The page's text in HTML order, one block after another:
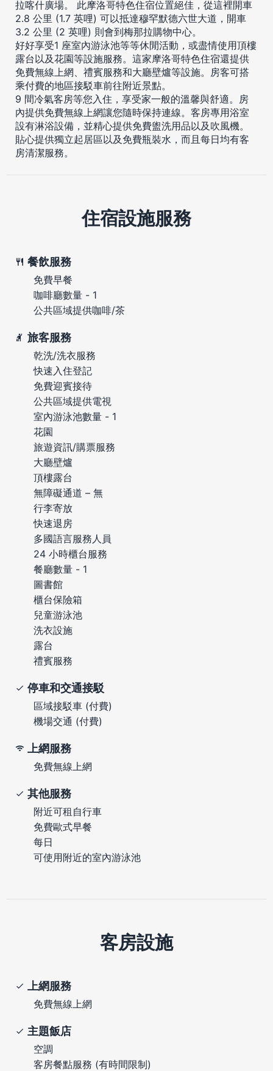
拉喀什廣場。 此摩洛哥特色住宿位置絕佳，從這裡開車
2.8 公里 (1.7 英哩) 可以抵達穆罕默德六世大道，開車
3.2 公里 (2 英哩) 則會到梅那拉購物中心。
好好享受1 座室內游泳池等等休閒活動，或盡情使用頂樓
露台以及花園等設施服務。這家摩洛哥特色住宿還提供
免費無線上網、禮賓服務和大廳壁爐等設施。房客可搭
乘付費的地區接駁車前往附近景點。
9 間冷氣客房等您入住，享受家一般的溫馨與舒適。房
內提供免費無線上網讓您隨時保持連線。客房專用浴室
設有淋浴設備，並精心提供免費盥洗用品以及吹風機。
貼心提供獨立起居區以及免費瓶裝水，而且每日均有客
房清潔服務。
住宿設施服務
餐飲服務
免費早餐
咖啡廳數量 - 1
公共區域提供咖啡/茶
旅客服務
乾洗/洗衣服務
快速入住登記
免費迎賓接待
公共區域提供電視
室內游泳池數量 - 1
花園
旅遊資訊/購票服務
大廳壁爐
頂樓露台
無障礙通道 – 無
行李寄放
快速退房
多國語言服務人員
24 小時櫃台服務
餐廳數量 - 1
圖書館
櫃台保險箱
兒童游泳池
洗衣設施
露台
禮賓服務
停車和交通接駁
區域接駁車 (付費)
機場交通 (付費)
上網服務
免費無線上網
其他服務
附近可租自行車
免費歐式早餐
每日
可使用附近的室內游泳池
客房設施
上網服務
免費無線上網
主題飯店
空調
客房餐點服務 (有時間限制)